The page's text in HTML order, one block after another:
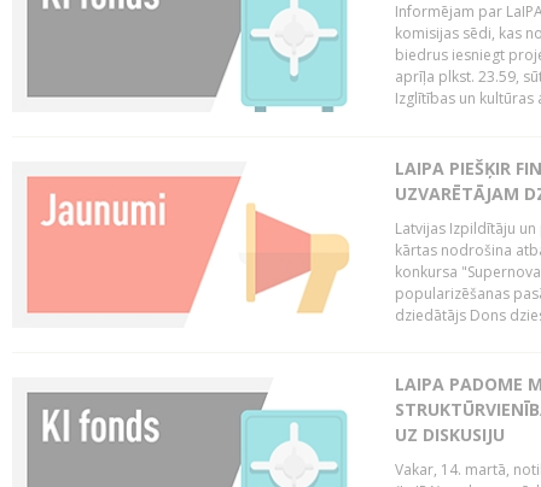
Informējam par
komisijas sēdi, kas
biedrus iesniegt
aprīļa plkst. 23.59,
Izglītības un kultūras
LAIPA PIEŠĶIR
UZVARĒTĀJAM
Latvijas Izpildītāju
kārtas nodrošina
konkursa
popularizēšanas
dziedātājs Dons
LAIPA PADOME
UZ DISKUSIJU
Vakar, 14. martā,